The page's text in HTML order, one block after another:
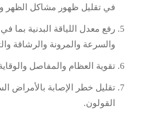
في تقليل ظهور مشاكل الظهر
رفع معدل اللياقة البدنية بما
والسرعة والمرونة والرشاقة
تقوية العظام والمفاصل
تقليل خطر الإصابة بالأمراض
القولون.